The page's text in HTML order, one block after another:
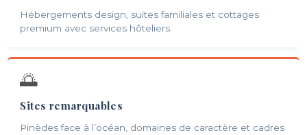
Hébergements design, suites familiales et cottages
premium avec services hôteliers.
🌅
Sites remarquables
Pinèdes face à l’océan, domaines de caractère et cadres